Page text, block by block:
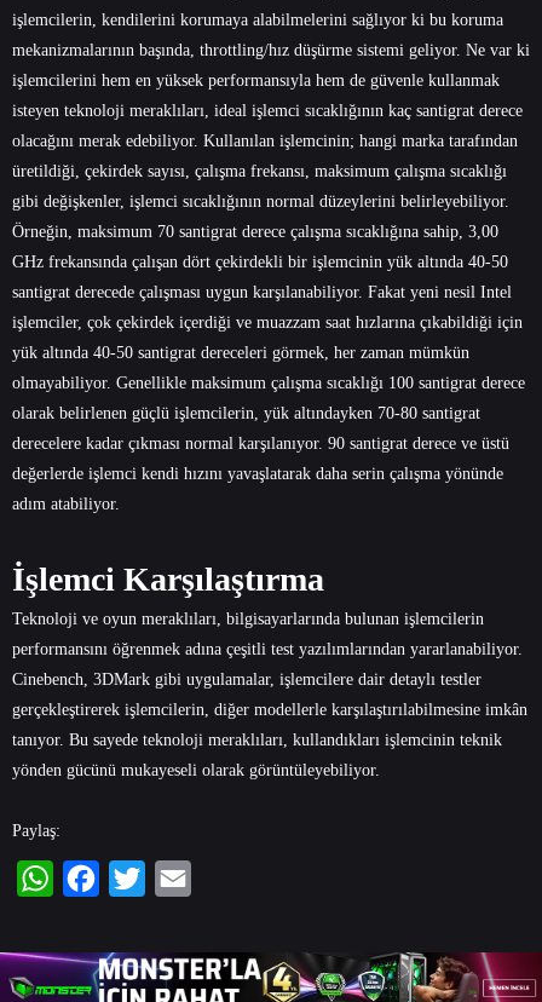
işlemcilerin, kendilerini korumaya alabilmelerini sağlıyor ki bu koruma
mekanizmalarının başında, throttling/hız düşürme sistemi geliyor. Ne var ki
işlemcilerini hem en yüksek performansıyla hem de güvenle kullanmak
isteyen teknoloji meraklıları, ideal işlemci sıcaklığının kaç santigrat derece
olacağını merak edebiliyor. Kullanılan işlemcinin; hangi marka tarafından
üretildiği, çekirdek sayısı, çalışma frekansı, maksimum çalışma sıcaklığı
gibi değişkenler, işlemci sıcaklığının normal düzeylerini belirleyebiliyor.
Örneğin, maksimum 70 santigrat derece çalışma sıcaklığına sahip, 3,00
GHz frekansında çalışan dört çekirdekli bir işlemcinin yük altında 40-50
santigrat derecede çalışması uygun karşılanabiliyor. Fakat yeni nesil Intel
işlemciler, çok çekirdek içerdiği ve muazzam saat hızlarına çıkabildiği için
yük altında 40-50 santigrat dereceleri görmek, her zaman mümkün
olmayabiliyor. Genellikle maksimum çalışma sıcaklığı 100 santigrat derece
olarak belirlenen güçlü işlemcilerin, yük altındayken 70-80 santigrat
derecelere kadar çıkması normal karşılanıyor. 90 santigrat derece ve üstü
değerlerde işlemci kendi hızını yavaşlatarak daha serin çalışma yönünde
adım atabiliyor.
İşlemci Karşılaştırma
Teknoloji ve oyun meraklıları, bilgisayarlarında bulunan işlemcilerin
performansını öğrenmek adına çeşitli test yazılımlarından yararlanabiliyor.
Cinebench, 3DMark gibi uygulamalar, işlemcilere dair detaylı testler
gerçekleştirerek işlemcilerin, diğer modellerle karşılaştırılabilmesine imkân
tanıyor. Bu sayede teknoloji meraklıları, kullandıkları işlemcinin teknik
yönden gücünü mukayeseli olarak görüntüleyebiliyor.
Paylaş: